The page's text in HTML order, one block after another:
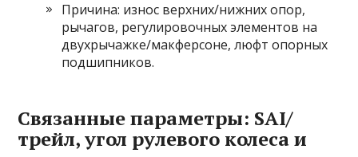
Причина: износ верхних/нижних опор,
рычагов, регулировочных элементов на
двухрычажке/макферсоне, люфт опорных
подшипников.
Связанные параметры: SAI/
трейл, угол рулевого колеса и